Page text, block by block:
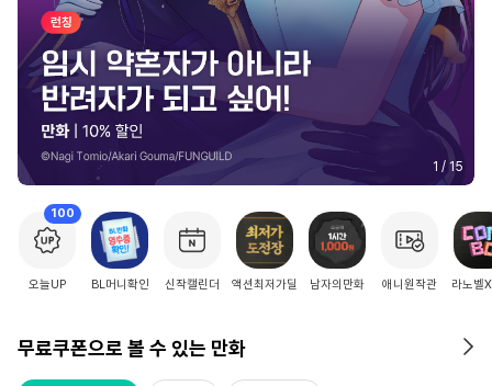
2 / 15
100
오늘UP BL머니확인 신작캘린더 액션최저가딜 남자의만화 애니원작관 라노벨
무료쿠폰으로 볼 수 있는 만화